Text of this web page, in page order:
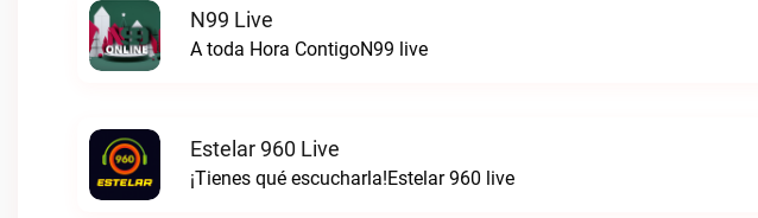
N99 Live
A toda Hora ContigoN99 live
Estelar 960 Live
¡Tienes qué escucharla!Estelar 960 live